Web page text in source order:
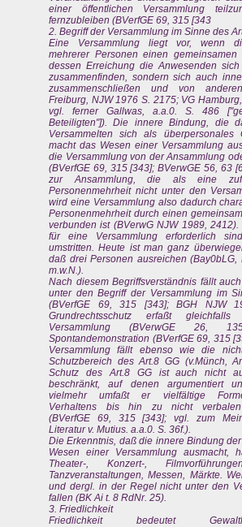
einer öffentlichen Versammlung
fernzubleiben (BVerfGE 69, 315 [343
2. Begriff der Versammlung im Sinne des
Eine Versammlung liegt vor, wenn
mehrerer Personen einen
dessen Erreichung die Anwesenden
zusammenfinden, sondern sich auch
zusammenschließen und von
Freiburg, NJW 1976 S. 2175; VG
vgl. ferner Gallwas, a.a.0. S. 486
Beteiligten"]). Die innere Bindung, die
Versammelten sich als überpersonales
macht das Wesen einer Versammlung
die Versammlung von der Ansammlung
(BVerfGE 69, 315 [343]; BVerwGE 56, 63
zur Ansammlung, die als eine
Personenmehrheit nicht unter den
wird eine Versammlung also dadurch
Personenmehrheit durch einen
verbunden ist (BVerwG NJW 1989,
für eine Versammlung erforderlich
umstritten. Heute ist man ganz
daß drei Personen ausreichen (Bay0bLG,
m.w.N.).
Nach diesem Begriffsverständnis fällt
unter den Begriff der Versammlung im
(BVerfGE 69, 315 [343]; BGH NJW
Grundrechtsschutz erfaßt
Versammlung (BVerwGE 26,
Spontandemonstration (BVerfGE 69, 315
Versammlung fällt ebenso wie die
Schutzbereich des Art.8 GG (v.Münch,
Schutz des Art.8 GG ist auch nicht
beschränkt, auf denen argumentiert
vielmehr umfaßt er vielfältige
Verhaltens bis hin zu nicht verbalen
(BVerfGE 69, 315 [343]; vgl. zum
Literatur v. Mutius. a.a.0. S. 36f.).
Die Erkenntnis, daß die innere Bindung
Wesen einer Versammlung ausmacht,
Theater-, Konzert-,
Tanzveranstaltungen, Messen, Märkte.
und dergl. in der Regel nicht unter den
fallen (BK Ai t. 8 RdNr. 25).
3. Friedlichkeit
Friedlichkeit bedeutet